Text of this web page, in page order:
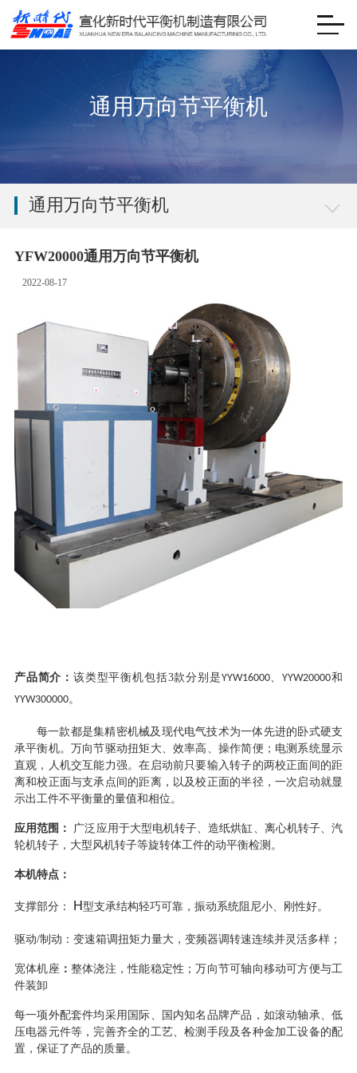
通用万向节平衡机
通用万向节平衡机
YFW20000通用万向节平衡机
2022-08-17
产品简介：该类型平衡机包括3款分别是YYW16000、YYW20000和
YYW300000。
每一款都是集精密机械及现代电气技术为一体先进的卧式硬支
承平衡机。万向节驱动扭矩大、效率高、操作简便；电测系统显示
直观，人机交互能力强。在启动前只要输入转子的两校正面间的距
离和校正面与支承点间的距离，以及校正面的半径，一次启动就显
示出工件不平衡量的量值和相位。
应用范围： 广泛应用于大型电机转子、造纸烘缸、离心机转子、汽
轮机转子， 大型风机转子等旋转体工件的动平衡检测。
本机特点：
支撑部分： H 型支承结构轻巧可靠，振动系统阻尼小、刚性好。
驱动/制动：变速箱调扭矩力量大，变频器调转速连续并灵活多样；
宽体机座 ：整体浇注，性能稳定性；万向节可轴向移动可方便与工
件装卸
每一项外配套件均采用国际、国内知名品牌产品，如滚动轴承、低
压电器元件等，完善齐全的工艺、检测手段及各种金加工设备的配
置，保证了产品的质量。